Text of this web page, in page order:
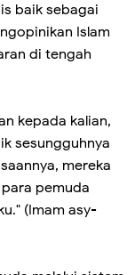
baik sebagai
Islam
di tengah
kepada kalian,
sesungguhnya
mereka
pemuda
(Imam asy-